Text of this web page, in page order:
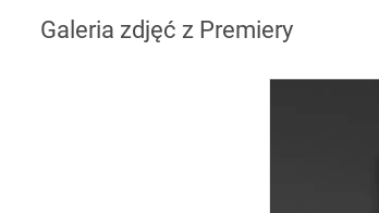
Galeria zdjęć z Premiery